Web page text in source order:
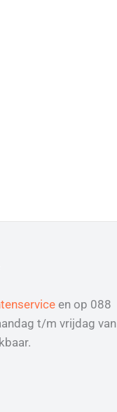
en op 088
t/m vrijdag van